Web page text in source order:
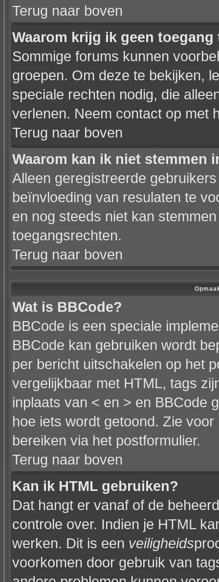
Terug naar boven
Waarom krijg ik geen
Sommige forums kunnen
groepen. Om deze te bekijken,
speciale rechten nodig, die
verlenen. Neem contact op met
Terug naar boven
Waarom kan ik niet stemmen
Alleen geregistreerde
beïnvloeding van resulaten te
en nog steeds niet kan
toegangsrechten.
Terug naar boven
Wat is BBCode?
BBCode is een speciale
BBCode kan gebruiken wordt
per bericht uitschakelen op het
vergelijkbaar met HTML, tags
inplaats van < en > en BBCode
hoe iets wordt getoond. Zie
bereiken via het postformulier.
Terug naar boven
Kan ik HTML gebruiken?
Dat hangt er vanaf of de
controle over. Indien je HTML
werken. Dit is een veiligheids
voorkomen door gebruik van